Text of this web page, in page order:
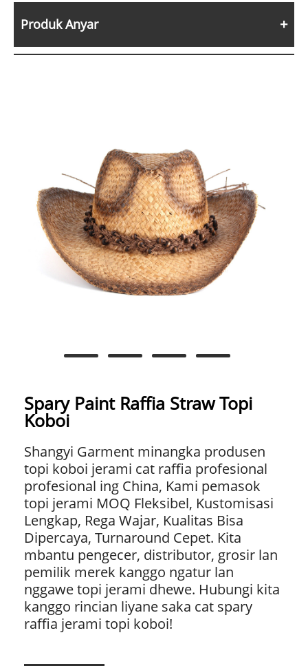
Produk Anyar
Spary Paint Raffia Straw Topi
Koboi
Shangyi Garment minangka produsen
topi koboi jerami cat raffia profesional
profesional ing China, Kami pemasok
topi jerami MOQ Fleksibel, Kustomisasi
Lengkap, Rega Wajar, Kualitas Bisa
Dipercaya, Turnaround Cepet. Kita
mbantu pengecer, distributor, grosir lan
pemilik merek kanggo ngatur lan
nggawe topi jerami dhewe. Hubungi kita
kanggo rincian liyane saka cat spary
raffia jerami topi koboi!